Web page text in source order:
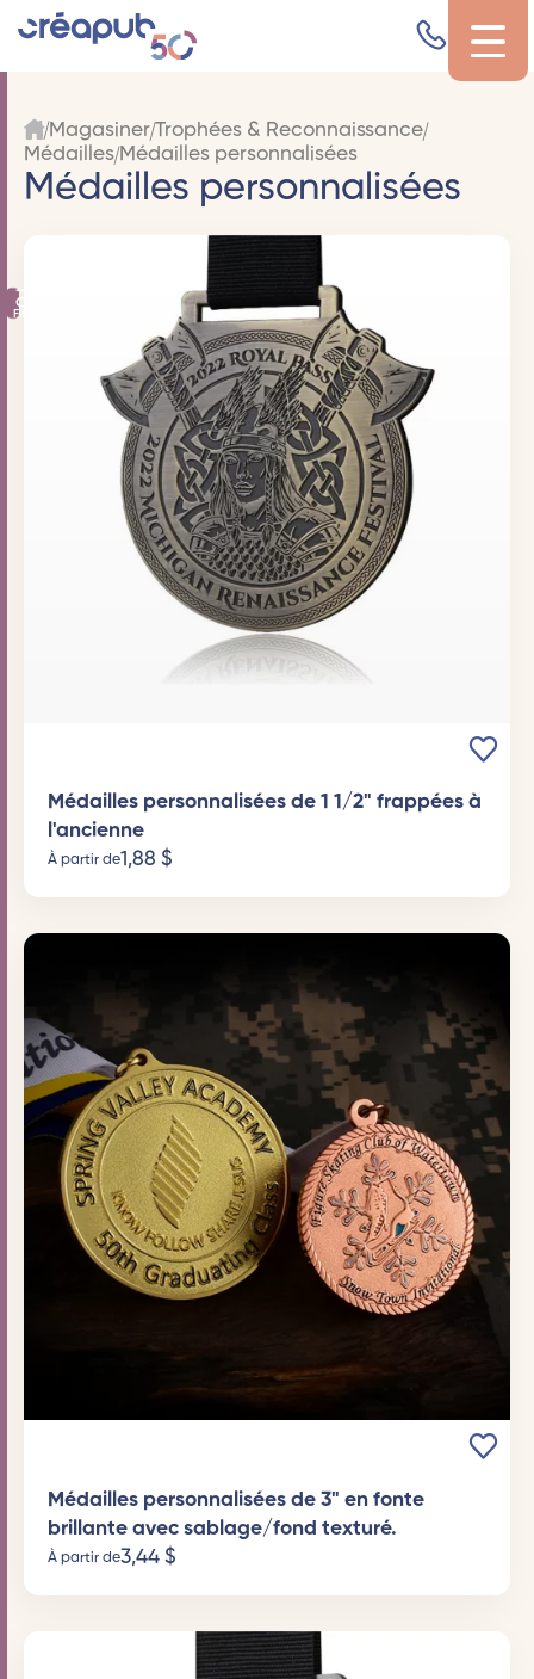
Magasiner Trophées & Reconnaissance
Médailles Médailles personnalisées
Médailles personnalisées
Filtres
Médailles personnalisées de 1 1/2" frappées à
l'ancienne
À partir de1,88 $
Médailles personnalisées de 3" en fonte
brillante avec sablage/fond texturé.
À partir de3,44 $